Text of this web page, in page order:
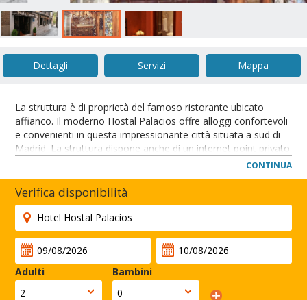
Dettagli Servizi Mappa
La struttura è di proprietà del famoso ristorante ubicato
affianco. Il moderno Hostal Palacios offre alloggi confortevoli
e convenienti in questa impressionante città situata a sud di
Madrid. La struttura dispone anche di un internet point privato
che potrete sfruttare per organizzare le vostre escursioni alla
Dopo una giornata di visite turistiche potrete tornare in
albergo e gustare la deliziosa e tradizionale cucina servita
nell'adiacente ristorante Palacios.
Questo nuovo e piccolo hotel è situato nel cuore culturale
della storica città di Toledo.
CONTINUA
Verifica disponibilità
Adulti Bambini